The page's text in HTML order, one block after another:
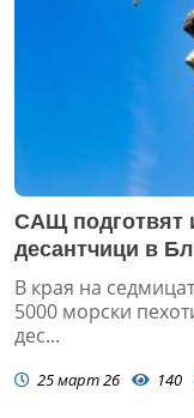
САЩ подготвят
десантчици в
В края на
5000 морски
дес...
25 март 26 140